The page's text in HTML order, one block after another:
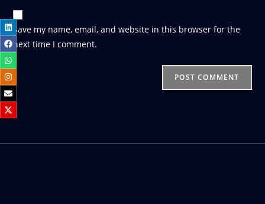
Save my name, email, and website in this browser for the
next time I comment.